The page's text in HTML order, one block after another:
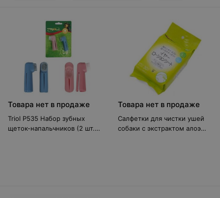
Товара нет в продаже
Triol P535 Набор зубных
щеток-напальчников (2 шт.)
Товара нет в продаже
Салфетки для чистки ушей
собаки с экстрактом алоэ